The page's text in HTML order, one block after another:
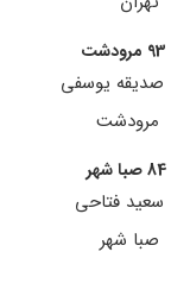
صدیقه یوسفی
مرودشت
سعید فتاحی
صبا شهر